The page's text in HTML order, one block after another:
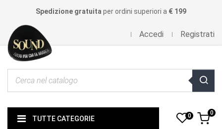
Spedizione gratuita per ordini superiori a € 199
Accedi Registrati
TUTTE CATEGORIE 0 0